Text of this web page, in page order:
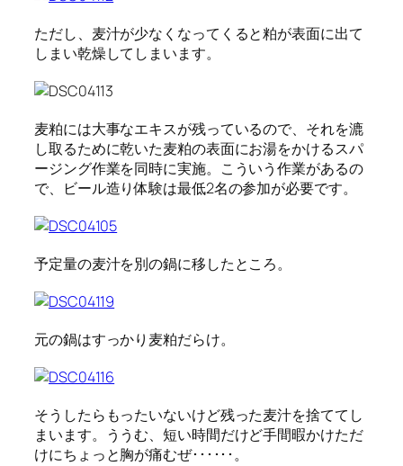
ただし、麦汁が少なくなってくると粕が表面に出て
しまい乾燥してしまいます。
麦粕には大事なエキスが残っているので、それを漉
し取るために乾いた麦粕の表面にお湯をかけるスパ
ージング作業を同時に実施。こういう作業があるの
で、ビール造り体験は最低2名の参加が必要です。
予定量の麦汁を別の鍋に移したところ。
元の鍋はすっかり麦粕だらけ。
そうしたらもったいないけど残った麦汁を捨ててし
まいます。ううむ、短い時間だけど手間暇かけただ
けにちょっと胸が痛むぜ･･････。